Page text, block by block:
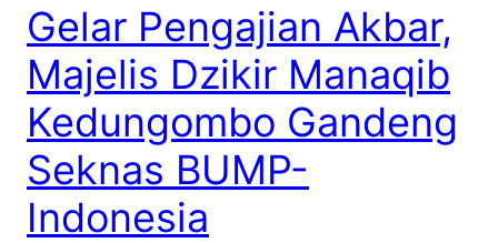
Gelar Pengajian Akbar,
Majelis Dzikir Manaqib
Kedungombo Gandeng
Seknas BUMP-
Indonesia